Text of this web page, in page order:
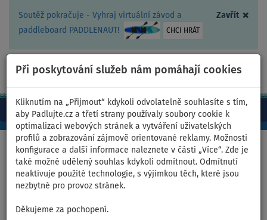
Zavřít ×
Soutěž pokračuje - Vyhraj virtuální závod a
paddleboard PADDLENAUT!
CHCI HRÁT
Při poskytování služeb nám pomáhají cookies
Kliknutím na „Přijmout“ kdykoli odvolatelně souhlasíte s tím,
aby Padlujte.cz a třetí strany používaly soubory cookie k
optimalizaci webových stránek a vytváření uživatelských
profilů a zobrazování zájmově orientované reklamy. Možnosti
konfigurace a další informace naleznete v části „Více“. Zde je
také možné udělený souhlas kdykoli odmítnout. Odmítnutí
neaktivuje použité technologie, s výjimkou těch, které jsou
nezbytné pro provoz stránek.
Děkujeme za pochopení.
CZ/Kč +420 467 409 090 0ks
Domů >Příslušenství >Motory k paddleboardu, kajaku
Motor LEFEET P1 black 100Wh